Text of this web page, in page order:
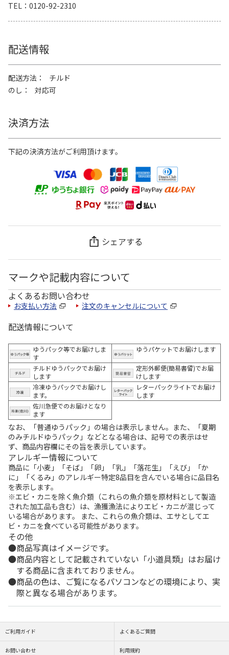
TEL
0120-92-2310
配送情報
配送方法
チルド
のし
対応可
決済方法
下記の決済方法がご利用頂けます。
シェアする
マークや記載内容について
よくあるお問い合わせ
お支払い方法 注文のキャンセルについて
配送情報について
ゆうパック等でお届けしま
す
ゆうパケットでお届けします
チルドゆうパックでお届け
します
定形外郵便(簡易書留)でお届
けします
冷凍ゆうパックでお届けし
ます。
レターパックライトでお届け
します
佐川急便でのお届けとなり
ます
なお、「普通ゆうパック」の場合は表示しません。また、「夏期
のみチルドゆうパック」などとなる場合は、記号での表示はせ
ず、商品内容欄にその旨を表示しています。
アレルギー情報について
商品に「小麦」「そば」「卵」「乳」「落花生」「えび」「か
に」「くるみ」のアレルギー特定8品目を含んでいる場合に品目名
を表示します。
※エビ・カニを除く魚介類（これらの魚介類を原材料として製造
された加工品も含む）は、漁獲漁法によりエビ・カニが混じって
いる場合があります。 また、これらの魚介類は、エサとしてエ
ビ・カニを食べている可能性があります。
その他
商品写真はイメージです。
商品内容として記載されていない「小道具類」はお届け
する商品に含まれておりません。
商品の色は、ご覧になるパソコンなどの環境により、実
際と異なる場合があります。
ご利用ガイド よくあるご質問
お問い合わせ 利用規約